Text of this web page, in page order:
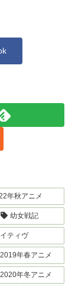
年秋アニメ
幼女戦記
ティヴ
2019年春アニメ
2020年冬アニメ